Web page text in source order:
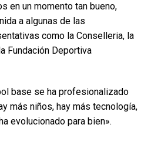
en un momento tan bueno,
a algunas de las
como la Conselleria, la
Fundación Deportiva
base se ha profesionalizado
más niños, hay más tecnología,
evolucionado para bien».